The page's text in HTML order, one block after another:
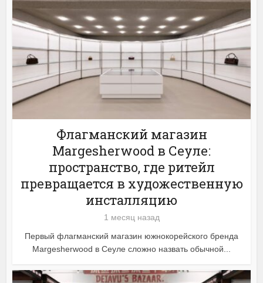
Флагманский магазин
Margesherwood в Сеуле:
пространство, где ритейл
превращается в художественную
инсталляцию
1 месяц назад
Первый флагманский магазин южнокорейского бренда
Margesherwood в Сеуле сложно назвать обычной...